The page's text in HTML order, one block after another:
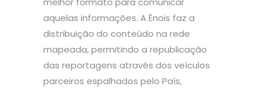
aquelas informações. A Énois faz a
distribuição do conteúdo na rede
mapeada, permitindo a republicação
das reportagens através dos veículos
parceiros espalhados pelo País,